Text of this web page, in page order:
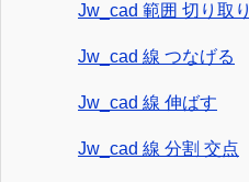
Jw_cad 範囲 切り取り
Jw_cad 線 つなげる
Jw_cad 線 伸ばす
Jw_cad 線 分割 交点